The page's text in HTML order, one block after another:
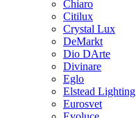
Chiaro
Citilux
Crystal Lux
DeMarkt
Dio DArte
Divinare
Eglo
Elstead Lighting
Eurosvet